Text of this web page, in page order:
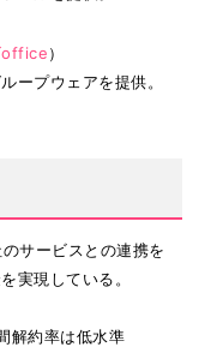
office）
ープウェアを提供。
サービスとの連携を
実現している。
解約率は低水準